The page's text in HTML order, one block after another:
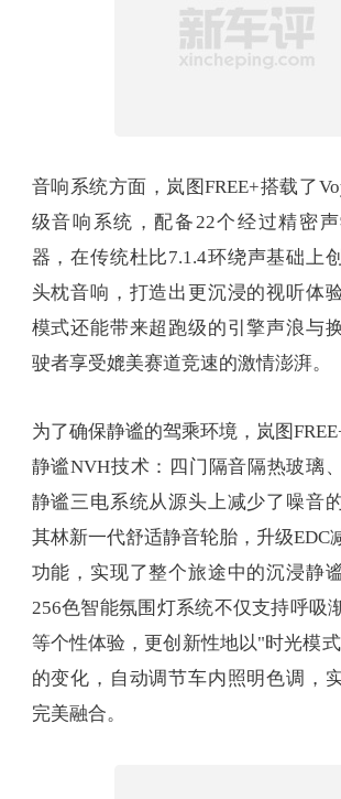
音响系统方面，岚图FREE+搭载了
级音响系统，配备22个经过精密
器，在传统杜比7.1.4环绕声基础上
头枕音响，打造出更沉浸的视听体
模式还能带来超跑级的引擎声浪与
驶者享受媲美赛道竞速的激情澎湃。
为了确保静谧的驾乘环境，岚图
静谧NVH技术：四门隔音隔热玻璃
静谧三电系统从源头上减少了噪音
其林新一代舒适静音轮胎，升级EDC
功能，实现了整个旅途中的沉浸静
256色智能氛围灯系统不仅支持呼吸
等个性体验，更创新性地以"时光模
的变化，自动调节车内照明色调，
完美融合。